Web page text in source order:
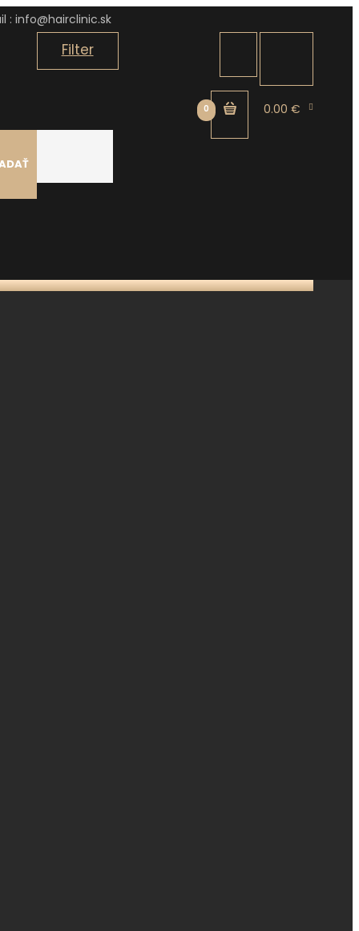
: info@hairclinic.sk
Filter
0 0.00 €